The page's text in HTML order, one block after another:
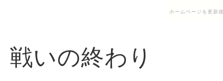
ホームページを更新
戦いの終わり